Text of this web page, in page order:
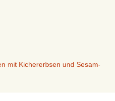
mit Kichererbsen und Sesam-